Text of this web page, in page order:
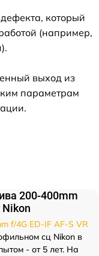
который
(например,
выход из
параметрам
200-400mm
Nikon
f/4G ED-IF AF-S VR
сц Nikon в
- от 5 лет. На